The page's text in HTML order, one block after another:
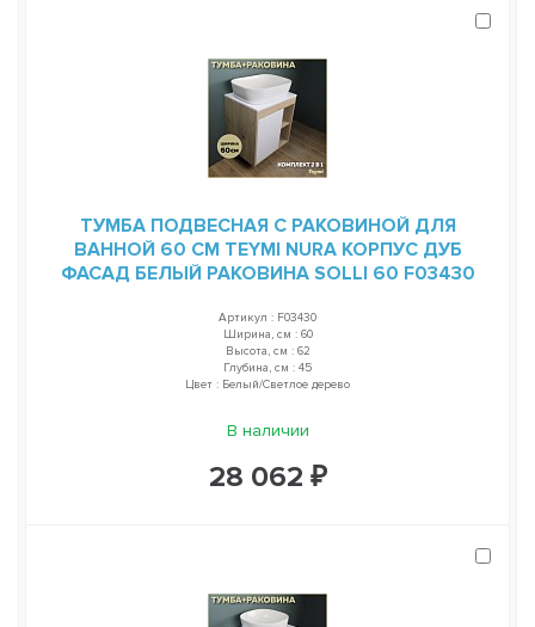
ТУМБА ПОДВЕСНАЯ С РАКОВИНОЙ ДЛЯ
ВАННОЙ 60 СМ TEYMI NURA КОРПУС ДУБ
ФАСАД БЕЛЫЙ РАКОВИНА SOLLI 60 F03430
Артикул : F03430
Ширина, см : 60
Высота, см : 62
Глубина, см : 45
Цвет : Белый/Светлое дерево
В наличии
28 062 ₽